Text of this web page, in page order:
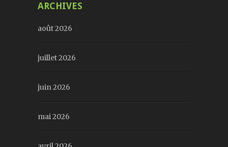
ARCHIVES
août 2026
juillet 2026
juin 2026
mai 2026